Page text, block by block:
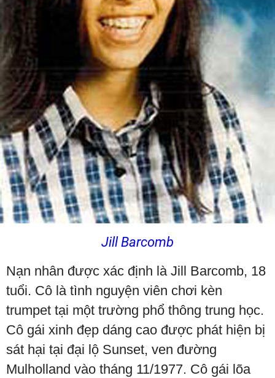
Jill Barcomb
Nạn nhân được xác định là Jill Barcomb, 18
tuổi. Cô là tình nguyện viên chơi kèn
trumpet tại một trường phổ thông trung học.
Cô gái xinh đẹp dáng cao được phát hiện bị
sát hại tại đại lộ Sunset, ven đường
Mulholland vào tháng 11/1977. Cô gái lõa